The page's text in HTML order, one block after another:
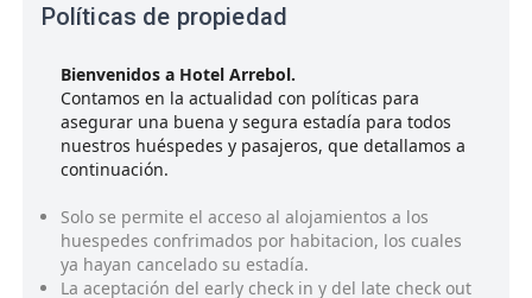
Políticas de propiedad
Bienvenidos a Hotel Arrebol.
Contamos en la actualidad con políticas para
asegurar una buena y segura estadía para todos
nuestros huéspedes y pasajeros, que detallamos a
continuación.
Solo se permite el acceso al alojamientos a los
huespedes confrimados por habitacion, los cuales
ya hayan cancelado su estadía.
La aceptación del early check in y del late check out